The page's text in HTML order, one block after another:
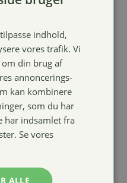
kr.
indhold,
vores trafik. Vi
om din brug af
annoncerings-
kan kombinere
som du har
har indsamlet fra
Se vores
ALLE